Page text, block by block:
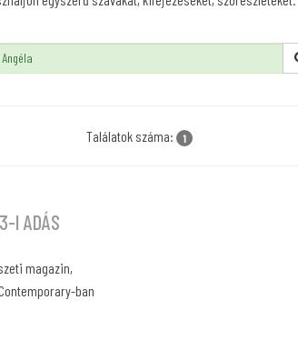
Találatok száma: 1
I ADÁS
magazin,
ban